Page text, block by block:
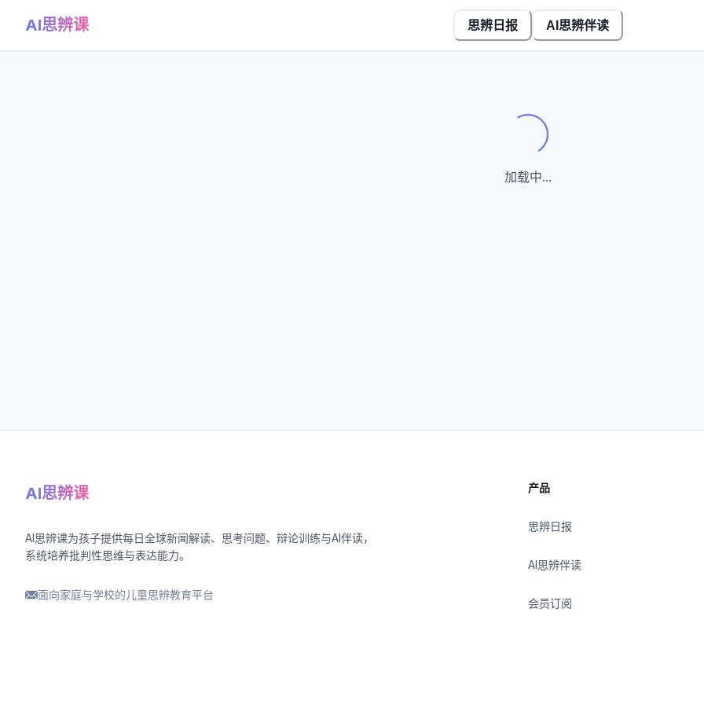
AI思辨课 思辨日报 AI思辨伴读
Loading...
加载中...
AI思辨课
AI思辨课为孩子提供每日全球新闻解读、思考问题、辩论训练与AI伴读，
系统培养批判性思维与表达能力。
面向家庭与学校的儿童思辨教育平台
产品
思辨日报
AI思辨伴读
会员订阅